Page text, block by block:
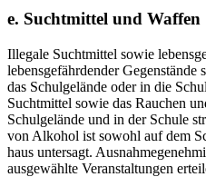
e. Suchtmittel und Waffen
Ille­ga­le Sucht­mit­tel sowie
lebens­ge­fähr­den­der
das Schul­ge­län­de oder in die
Sucht­mit­tel sowie das Rau­chen
Schul­ge­län­de und in der Schu­le
von Alko­hol ist sowohl auf dem
haus unter­sagt.
aus­ge­wähl­te Ver­an­stal­tun­gen